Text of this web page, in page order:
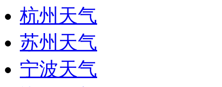
杭州天气
苏州天气
宁波天气